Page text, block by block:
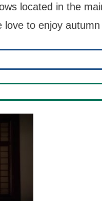
located in the
to enjoy